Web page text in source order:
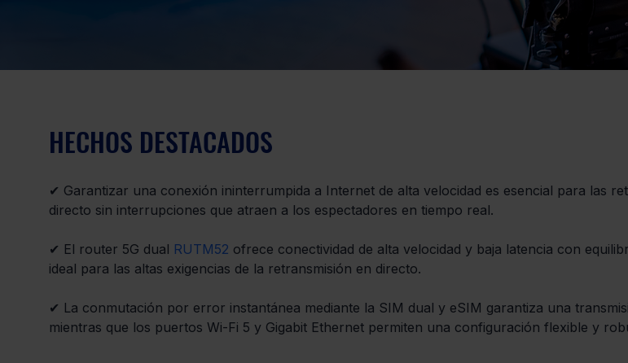
HECHOS DESTACADOS
✔ Garantizar una conexión ininterrumpida a Internet de alta velocidad es esencial para las
directo sin interrupciones que atraen a los espectadores en tiempo real.
✔ El router 5G dual RUTM52 ofrece conectividad de alta velocidad y baja latencia con
ideal para las altas exigencias de la retransmisión en directo.
✔ La conmutación por error instantánea mediante la SIM dual y eSIM garantiza una
mientras que los puertos Wi-Fi 5 y Gigabit Ethernet permiten una configuración flexible y